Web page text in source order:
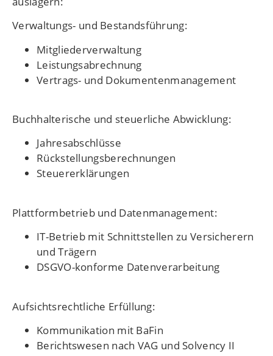
Verwaltungs- und Bestandsführung:
Mitgliederverwaltung
Leistungsabrechnung
Vertrags- und Dokumentenmanagement
Buchhalterische und steuerliche Abwicklung:
Jahresabschlüsse
Rückstellungsberechnungen
Steuererklärungen
Plattformbetrieb und Datenmanagement:
IT-Betrieb mit Schnittstellen zu Versicherern
und Trägern
DSGVO-konforme Datenverarbeitung
Aufsichtsrechtliche Erfüllung:
Kommunikation mit BaFin
Berichtswesen nach VAG und Solvency II